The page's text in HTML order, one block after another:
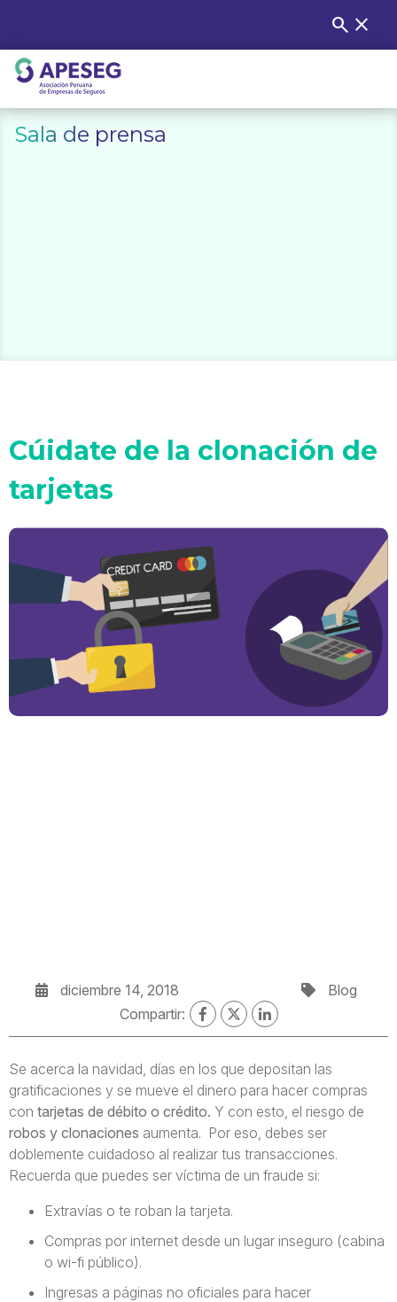
content
Buscar:
search close
APESEG
Sala de prensa
Cúidate de la clonación de
tarjetas
diciembre 14, 2018
Blog
Compartir:
Se acerca la navidad, días en los que depositan las
gratificaciones y se mueve el dinero para hacer compras
con tarjetas de débito o crédito. Y con esto, el riesgo de
robos y clonaciones aumenta. Por eso, debes ser
doblemente cuidadoso al realizar tus transacciones.
Recuerda que puedes ser víctima de un fraude si:
Extravías o te roban la tarjeta.
Compras por internet desde un lugar inseguro (cabina
o wi-fi público).
Ingresas a páginas no oficiales para hacer